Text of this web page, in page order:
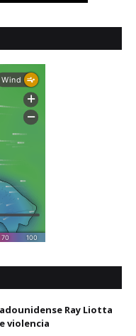
Ray Liotta
violencia